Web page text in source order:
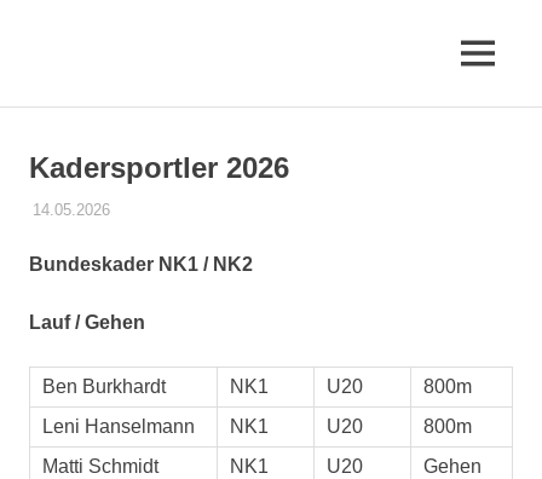
e.V.
MENÜ
Kadersportler 2026
14.05.2026STEFFEN PANSE
ATHLETEN MIT KADERSTATUS
Bundeskader NK1 / NK2
Lauf / Gehen
Ben Burkhardt NK1 U20
800m
Leni Hanselmann
NK1 U20
800m
Matti Schmidt
NK1 U20
Gehen